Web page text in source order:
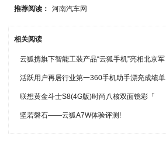
推荐阅读： 河南汽车网
相关阅读
云狐携旗下智能工装产品“云狐手机”亮相北京军
活跃用户再居行业第一360手机助手漂亮成绩单
联想黄金斗士S8(4G版)时尚八核双面镜彩「
坚若磐石——云狐A7W体验评测!